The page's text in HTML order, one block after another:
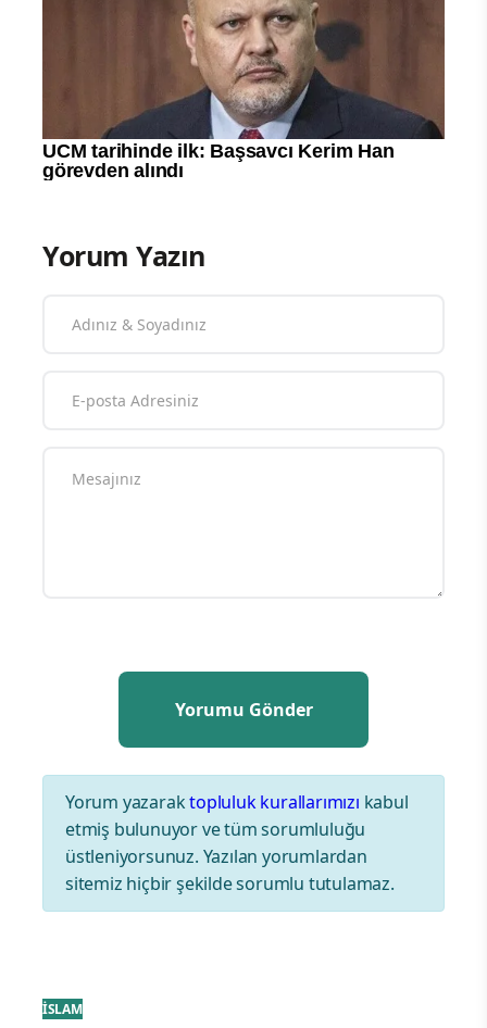
Yorum Yazın
Yorum yazaraktopluluk kurallarımızı kabul
etmiş bulunuyor ve tüm sorumluluğu
üstleniyorsunuz. Yazılan yorumlardan
sitemiz hiçbir şekilde sorumlu tutulamaz.
İSLAM